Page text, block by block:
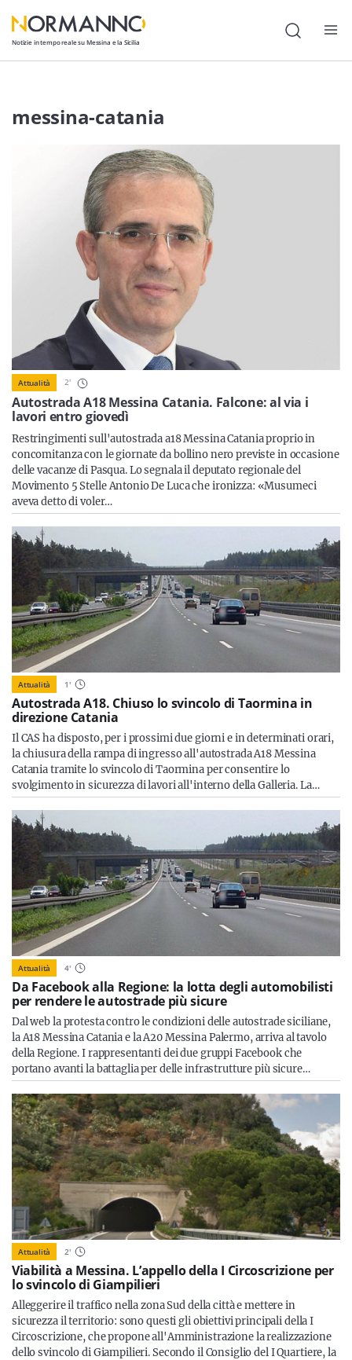
Notizie in tempo reale su Messina e la Sicilia
Attualità
Politica
Cultura
Lavoro
Società
Economia
Sport
Sicilia
Servizi
Resta sempre aggiornato con le ultime news, iscriviti alla
nostra newsletter
Iscriviti
messina-catania
Autostrada A18 Messina Catania. Falcone: al via i
lavori entro giovedì
Attualità 2'
Restringimenti sull'autostrada a18 Messina Catania proprio in
concomitanza con le giornate da bollino nero previste in occasione
delle vacanze di Pasqua. Lo segnala il deputato regionale del
Movimento 5 Stelle Antonio De Luca che ironizza: «Musumeci
aveva detto di voler…
Attualità 1'
Autostrada A18. Chiuso lo svincolo di Taormina in
direzione Catania
Il CAS ha disposto, per i prossimi due giorni e in determinati orari,
la chiusura della rampa di ingresso all'autostrada A18 Messina
Catania tramite lo svincolo di Taormina per consentire lo
svolgimento in sicurezza di lavori all'interno della Galleria. La…
Attualità 4'
Da Facebook alla Regione: la lotta degli automobilisti
per rendere le autostrade più sicure
Dal web la protesta contro le condizioni delle autostrade siciliane,
la A18 Messina Catania e la A20 Messina Palermo, arriva al tavolo
della Regione. I rappresentanti dei due gruppi Facebook che
portano avanti la battaglia per delle infrastrutture più sicure…
Attualità 2'
Viabilità a Messina. L’appello della I Circoscrizione per
lo svincolo di Giampilieri
Alleggerire il traffico nella zona Sud della città e mettere in
sicurezza il territorio: sono questi gli obiettivi principali della I
Circoscrizione, che propone all'Amministrazione la realizzazione
dello svincolo di Giampilieri. Secondo il Consiglio del I Quartiere, la